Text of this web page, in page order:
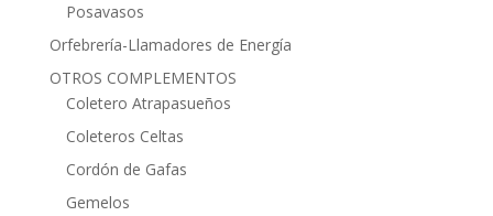
Posavasos
Orfebrería-Llamadores de Energía
OTROS COMPLEMENTOS
Coletero Atrapasueños
Coleteros Celtas
Cordón de Gafas
Gemelos